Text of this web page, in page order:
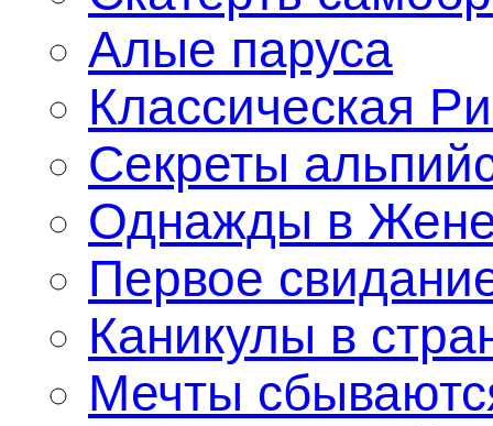
Алые паруса
Классическая
Секреты
Однажды в
Первое
Каникулы в
Мечты